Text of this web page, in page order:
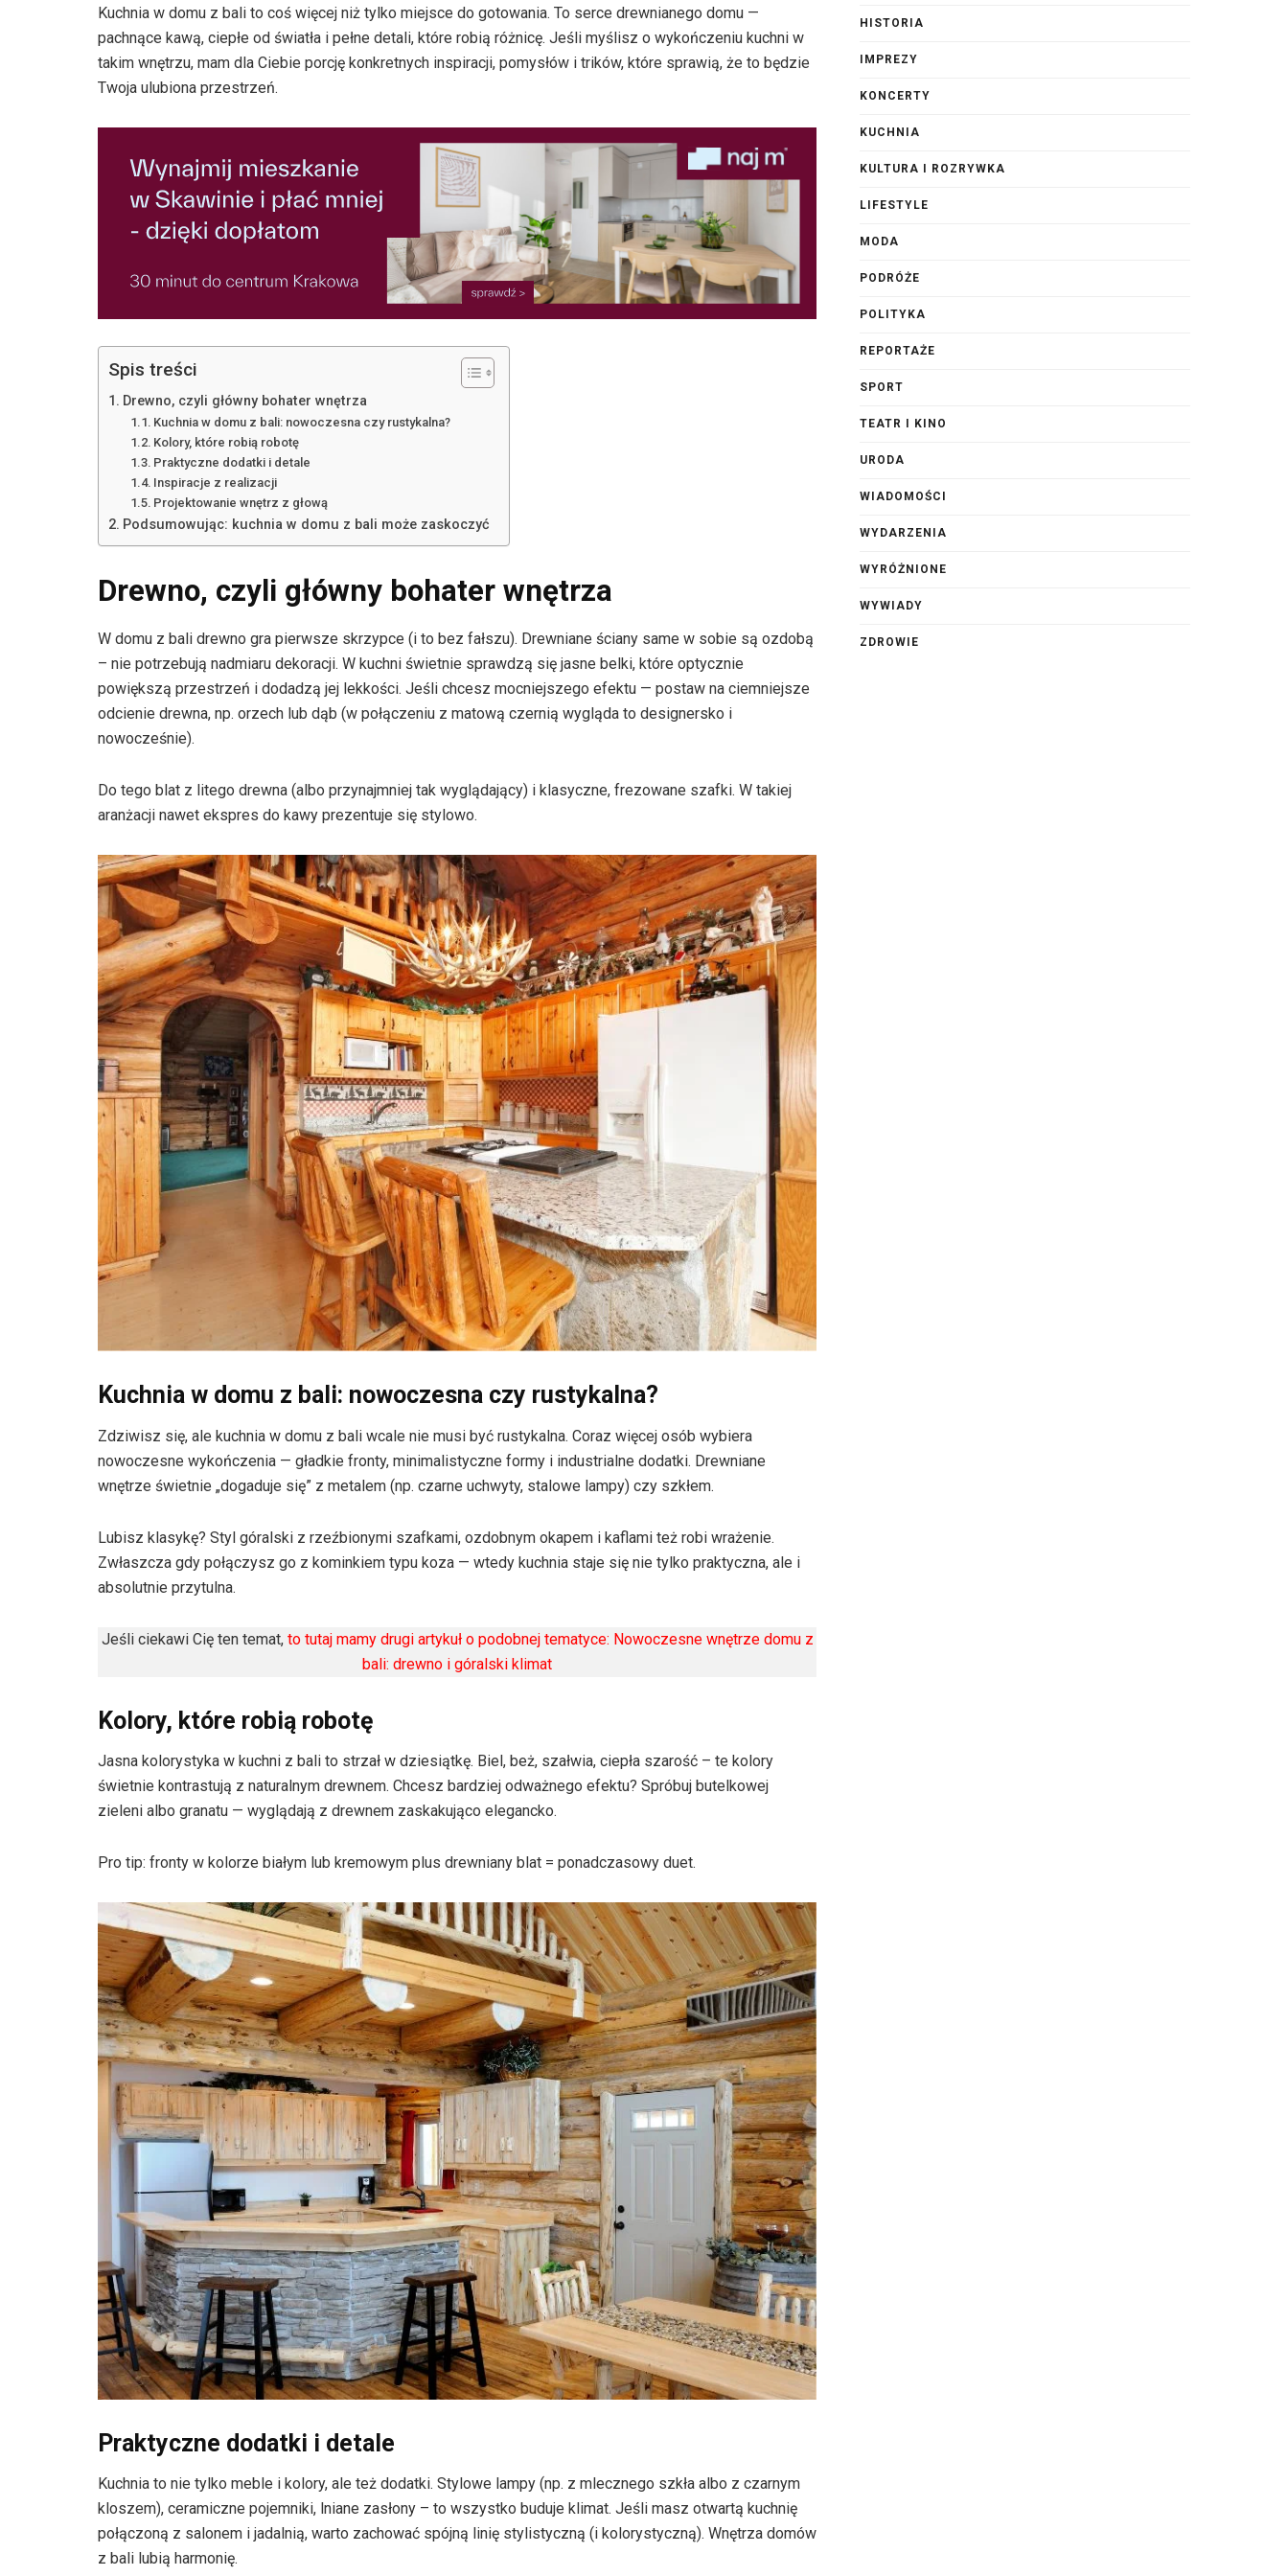
Kuchnia w domu z bali to coś więcej niż tylko miejsce do gotowania. To serce drewnianego domu —
pachnące kawą, ciepłe od światła i pełne detali, które robią różnicę. Jeśli myślisz o wykończeniu kuchni w
takim wnętrzu, mam dla Ciebie porcję konkretnych inspiracji, pomysłów i trików, które sprawią, że to będzie
Twoja ulubiona przestrzeń.
Spis treści
Drewno, czyli główny bohater wnętrza
Kuchnia w domu z bali: nowoczesna czy rustykalna?
Kolory, które robią robotę
Praktyczne dodatki i detale
Inspiracje z realizacji
Projektowanie wnętrz z głową
Podsumowując: kuchnia w domu z bali może zaskoczyć
Drewno, czyli główny bohater wnętrza
W domu z bali drewno gra pierwsze skrzypce (i to bez fałszu). Drewniane ściany same w sobie są ozdobą
– nie potrzebują nadmiaru dekoracji. W kuchni świetnie sprawdzą się jasne belki, które optycznie
powiększą przestrzeń i dodadzą jej lekkości. Jeśli chcesz mocniejszego efektu — postaw na ciemniejsze
odcienie drewna, np. orzech lub dąb (w połączeniu z matową czernią wygląda to designersko i
nowocześnie).
Do tego blat z litego drewna (albo przynajmniej tak wyglądający) i klasyczne, frezowane szafki. W takiej
aranżacji nawet ekspres do kawy prezentuje się stylowo.
Kuchnia w domu z bali: nowoczesna czy rustykalna?
Zdziwisz się, ale kuchnia w domu z bali wcale nie musi być rustykalna. Coraz więcej osób wybiera
nowoczesne wykończenia — gładkie fronty, minimalistyczne formy i industrialne dodatki. Drewniane
wnętrze świetnie „dogaduje się” z metalem (np. czarne uchwyty, stalowe lampy) czy szkłem.
Lubisz klasykę? Styl góralski z rzeźbionymi szafkami, ozdobnym okapem i kaflami też robi wrażenie.
Zwłaszcza gdy połączysz go z kominkiem typu koza — wtedy kuchnia staje się nie tylko praktyczna, ale i
absolutnie przytulna.
Jeśli ciekawi Cię ten temat, to tutaj mamy drugi artykuł o podobnej tematyce: Nowoczesne wnętrze domu z
bali: drewno i góralski klimat
Kolory, które robią robotę
Jasna kolorystyka w kuchni z bali to strzał w dziesiątkę. Biel, beż, szałwia, ciepła szarość – te kolory
świetnie kontrastują z naturalnym drewnem. Chcesz bardziej odważnego efektu? Spróbuj butelkowej
zieleni albo granatu — wyglądają z drewnem zaskakująco elegancko.
Pro tip: fronty w kolorze białym lub kremowym plus drewniany blat = ponadczasowy duet.
Praktyczne dodatki i detale
Kuchnia to nie tylko meble i kolory, ale też dodatki. Stylowe lampy (np. z mlecznego szkła albo z czarnym
kloszem), ceramiczne pojemniki, lniane zasłony – to wszystko buduje klimat. Jeśli masz otwartą kuchnię
połączoną z salonem i jadalnią, warto zachować spójną linię stylistyczną (i kolorystyczną). Wnętrza domów
z bali lubią harmonię.
HISTORIA
IMPREZY
KONCERTY
KUCHNIA
KULTURA I ROZRYWKA
LIFESTYLE
MODA
PODRÓŻE
POLITYKA
REPORTAŻE
SPORT
TEATR I KINO
URODA
WIADOMOŚCI
WYDARZENIA
WYRÓŻNIONE
WYWIADY
ZDROWIE